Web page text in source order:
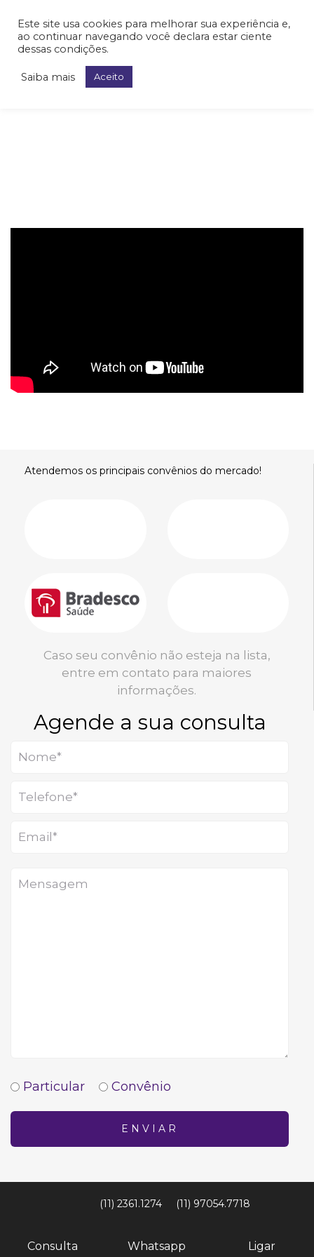
Atendemos os principais convênios do mercado!
Caso seu convênio não esteja na lista,
entre em contato para maiores
informações.
Agende a sua consulta
Particular Convênio
ENVIAR
(11) 2361.1274 (11) 97054.7718
Consulta
Whatsapp Ligar
Este site usa cookies para melhorar sua experiência e,
ao continuar navegando você declara estar ciente
dessas condições.
Saiba mais Aceito